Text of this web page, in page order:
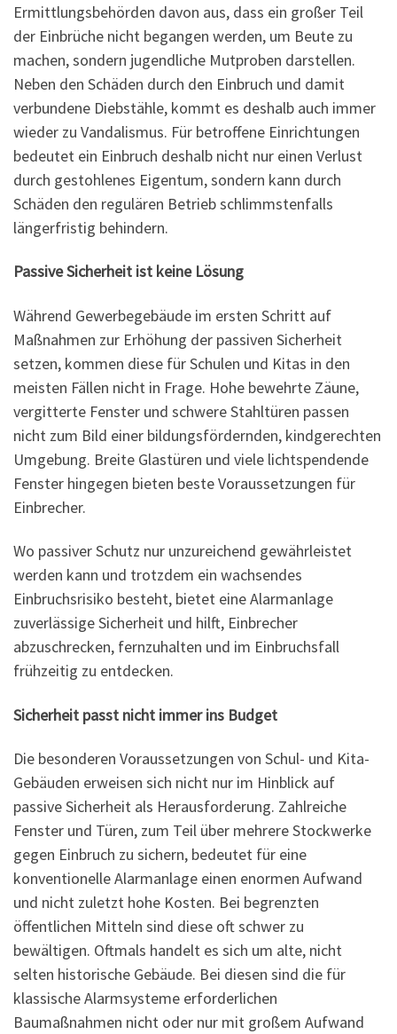
Ermittlungsbehörden davon aus, dass ein großer Teil
der Einbrüche nicht begangen werden, um Beute zu
machen, sondern jugendliche Mutproben darstellen.
Neben den Schäden durch den Einbruch und damit
verbundene Diebstähle, kommt es deshalb auch immer
wieder zu Vandalismus. Für betroffene Einrichtungen
bedeutet ein Einbruch deshalb nicht nur einen Verlust
durch gestohlenes Eigentum, sondern kann durch
Schäden den regulären Betrieb schlimmstenfalls
längerfristig behindern.
Passive Sicherheit ist keine Lösung
Während Gewerbegebäude im ersten Schritt auf
Maßnahmen zur Erhöhung der passiven Sicherheit
setzen, kommen diese für Schulen und Kitas in den
meisten Fällen nicht in Frage. Hohe bewehrte Zäune,
vergitterte Fenster und schwere Stahltüren passen
nicht zum Bild einer bildungsfördernden, kindgerechten
Umgebung. Breite Glastüren und viele lichtspendende
Fenster hingegen bieten beste Voraussetzungen für
Einbrecher.
Wo passiver Schutz nur unzureichend gewährleistet
werden kann und trotzdem ein wachsendes
Einbruchsrisiko besteht, bietet eine Alarmanlage
zuverlässige Sicherheit und hilft, Einbrecher
abzuschrecken, fernzuhalten und im Einbruchsfall
frühzeitig zu entdecken.
Sicherheit passt nicht immer ins Budget
Die besonderen Voraussetzungen von Schul- und Kita-
Gebäuden erweisen sich nicht nur im Hinblick auf
passive Sicherheit als Herausforderung. Zahlreiche
Fenster und Türen, zum Teil über mehrere Stockwerke
gegen Einbruch zu sichern, bedeutet für eine
konventionelle Alarmanlage einen enormen Aufwand
und nicht zuletzt hohe Kosten. Bei begrenzten
öffentlichen Mitteln sind diese oft schwer zu
bewältigen. Oftmals handelt es sich um alte, nicht
selten historische Gebäude. Bei diesen sind die für
klassische Alarmsysteme erforderlichen
Baumaßnahmen nicht oder nur mit großem Aufwand